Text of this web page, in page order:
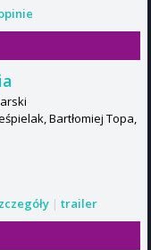
Bartłomiej Topa,
| trailer